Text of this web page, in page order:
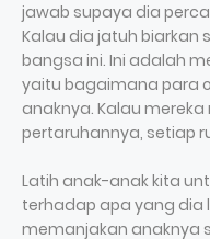
jawab supaya dia
Kalau dia jatuh biarkan
bangsa ini. Ini adalah
yaitu bagaimana para
anaknya. Kalau
pertaruhannya, setiap
Latih anak-anak kita
terhadap apa yang dia
memanjakan anaknya